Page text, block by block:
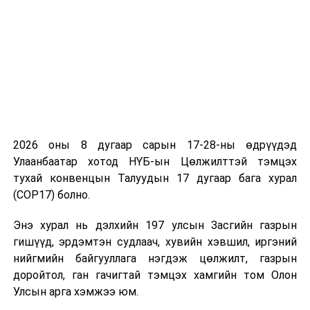
хэрэгжилтийг дэмжих, Монгол Улсын Засгийн газрын
төсвийн тогтвортой байдлыг сайжруулах, төсвийн
алдагдлыг бууруулж, нэгдмэл байдлыг бий болгох,
нийгмийн халамжийн хөтөлбөрийг зорилтот бүлэг рүү
юм.
ОУВС-тай хамтран хэрэгжүүлж буй “Өргөтгөсөн
санхүүжилтийн хөтөлбөр”-ийн санхүүжилтийн
багцын хүрээнд Дэлхийн банкнаас төсвийн дэмжлэг
2026 оны 8 дугаар сарын 17-28-ны өдрүүдэд
Улаанбаатар хотод НҮБ-ын Цөлжилттэй тэмцэх
тухай конвенцын Талуудын 17 дугаар бага хурал
(COP17) болно.
Энэ хурал нь дэлхийн 197 улсын Засгийн газрын
гишүүд, эрдэмтэн судлаач, хувийн хэвшил, иргэний
нийгмийн байгууллага нэгдэж цөлжилт, газрын
доройтол, ган гачигтай тэмцэх хамгийн том Олон
Улсын арга хэмжээ юм.